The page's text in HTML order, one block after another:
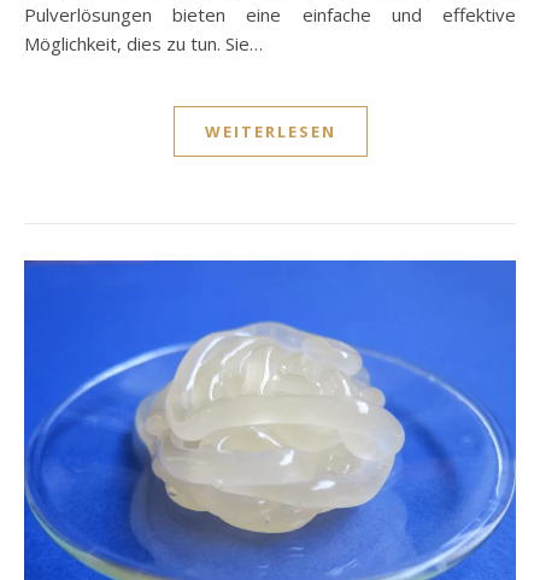
Pulverlösungen bieten eine einfache und effektive
Möglichkeit, dies zu tun. Sie…
WEITERLESEN